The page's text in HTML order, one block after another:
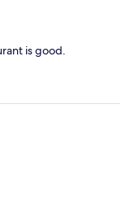
is good.